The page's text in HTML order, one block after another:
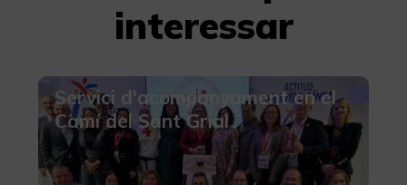
interessar
Servici d'acompanyament en el
Camí del Sant Grial